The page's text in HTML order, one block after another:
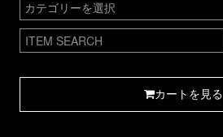
カートを見る